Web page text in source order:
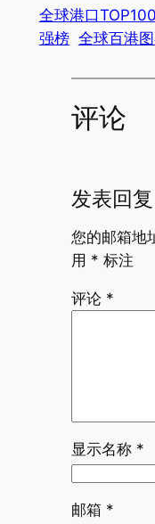
全球港口TOP100
强榜 全球百港
评论
发表回复
您的邮箱地
用 * 标注
评论 *
显示名称 *
邮箱 *